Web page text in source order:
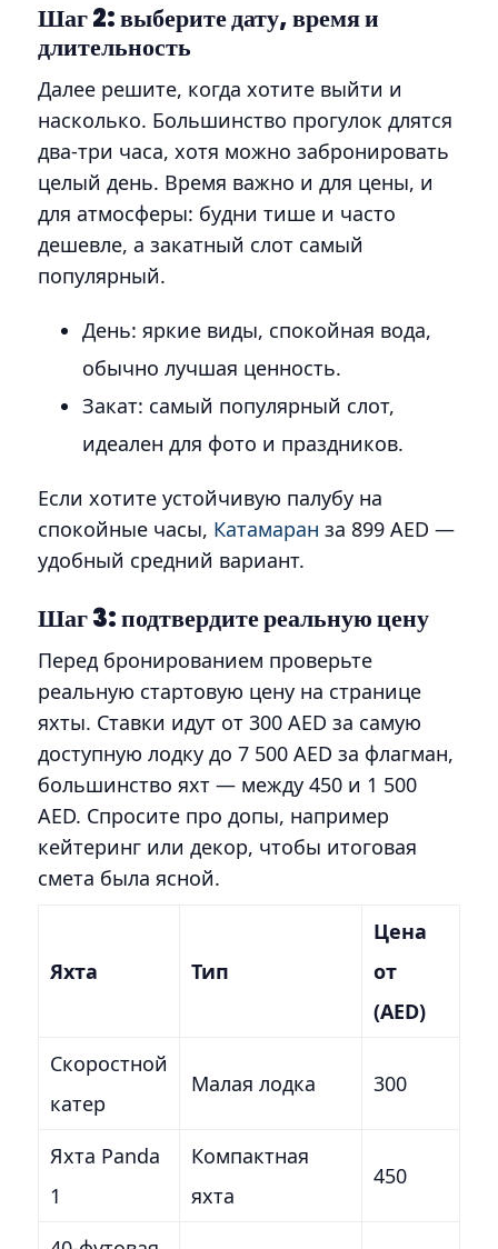
Шаг 2: выберите дату, время и
длительность
Далее решите, когда хотите выйти и
насколько. Большинство прогулок длятся
два-три часа, хотя можно забронировать
целый день. Время важно и для цены, и
для атмосферы: будни тише и часто
дешевле, а закатный слот самый
популярный.
День: яркие виды, спокойная вода,
обычно лучшая ценность.
Закат: самый популярный слот,
идеален для фото и праздников.
Если хотите устойчивую палубу на
спокойные часы, Катамаран за 899 AED —
удобный средний вариант.
Шаг 3: подтвердите реальную цену
Перед бронированием проверьте
реальную стартовую цену на странице
яхты. Ставки идут от 300 AED за самую
доступную лодку до 7 500 AED за флагман,
большинство яхт — между 450 и 1 500
AED. Спросите про допы, например
кейтеринг или декор, чтобы итоговая
смета была ясной.
Яхта Тип
Цена
от
(AED)
Скоростной
катер
Малая лодка 300
Яхта Panda
1
Компактная
яхта
450